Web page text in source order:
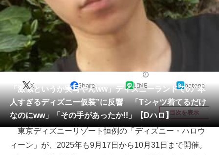
エンタメ
グルメ 地域
住まい
動物
会員記事
メディア
注目記事を集めた総合ページ
ITの今と未来を見通す
「激似というか実写やんww」ディズニーランドでの“本
人すぎるディズニー仮装”に反響 「Tシャツ着てるだけ
なのにww」「その手があったか!!」【Dハロ】
X Share LINE hatena
目次を表示
東京ディズニーリゾート恒例の「ディズニー・ハロウ
ィーン」が、2025年も9月17日から10月31日まで開催。